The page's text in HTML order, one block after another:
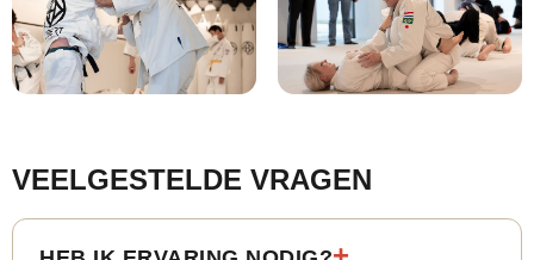
VEELGESTELDE VRAGEN